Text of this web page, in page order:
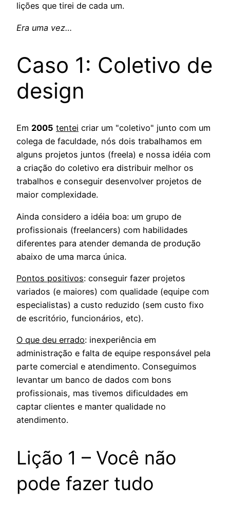
lições que tirei de cada um.
Era uma vez…
Caso 1: Coletivo de
design
Em 2005 tentei criar um "coletivo" junto com um
colega de faculdade, nós dois trabalhamos em
alguns projetos juntos (freela) e nossa idéia com
a criação do coletivo era distribuir melhor os
trabalhos e conseguir desenvolver projetos de
maior complexidade.
Ainda considero a idéia boa: um grupo de
profissionais (freelancers) com habilidades
diferentes para atender demanda de produção
abaixo de uma marca única.
Pontos positivos: conseguir fazer projetos
variados (e maiores) com qualidade (equipe com
especialistas) a custo reduzido (sem custo fixo
de escritório, funcionários, etc).
O que deu errado: inexperiência em
administração e falta de equipe responsável pela
parte comercial e atendimento. Conseguimos
levantar um banco de dados com bons
profissionais, mas tivemos dificuldades em
captar clientes e manter qualidade no
atendimento.
Lição 1 – Você não
pode fazer tudo